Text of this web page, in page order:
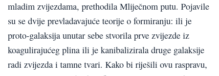
mladim zvijezdama, prethodila Mliječnom putu. Pojavile
su se dvije prevladavajuće teorije o formiranju: ili je
proto-galaksija unutar sebe stvorila prve zvijezde iz
koagulirajućeg plina ili je kanibalizirala druge galaksije
radi zvijezda i tamne tvari. Kako bi riješili ovu raspravu,